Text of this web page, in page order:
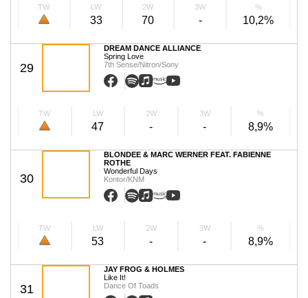
TW LW
33
2W
70
3W
-
%
10,2%
29
DREAM DANCE ALLIANCE
Spring Love
7th Sense/Nitron/Sony
TW LW
47
2W
-
3W
-
%
8,9%
30
BLONDEE & MARC WERNER FEAT. FABIENNE
ROTHE
Wonderful Days
Kontor/KNM
TW LW
53
2W
-
3W
-
%
8,9%
31
JAY FROG & HOLMES
Like It!
Dance Of Toads